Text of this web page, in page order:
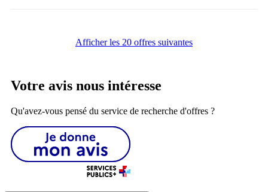
Afficher les 20 offres suivantes
Votre avis nous intéresse
Qu'avez-vous pensé du service de recherche d'offres ?